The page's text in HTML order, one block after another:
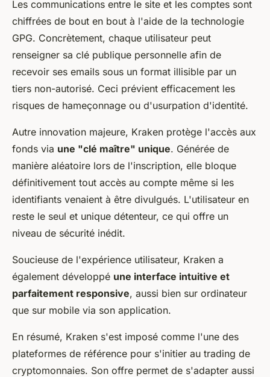
Les communications entre le site et les comptes sont
chiffrées de bout en bout à l'aide de la technologie
GPG. Concrètement, chaque utilisateur peut
renseigner sa clé publique personnelle afin de
recevoir ses emails sous un format illisible par un
tiers non-autorisé. Ceci prévient efficacement les
risques de hameçonnage ou d'usurpation d'identité.
Autre innovation majeure, Kraken protège l'accès aux
fonds via une "clé maître" unique. Générée de
manière aléatoire lors de l'inscription, elle bloque
définitivement tout accès au compte même si les
identifiants venaient à être divulgués. L'utilisateur en
reste le seul et unique détenteur, ce qui offre un
niveau de sécurité inédit.
Soucieuse de l'expérience utilisateur, Kraken a
également développé une interface intuitive et
parfaitement responsive, aussi bien sur ordinateur
que sur mobile via son application.
En résumé, Kraken s'est imposé comme l'une des
plateformes de référence pour s'initier au trading de
cryptomonnaies. Son offre permet de s'adapter aussi